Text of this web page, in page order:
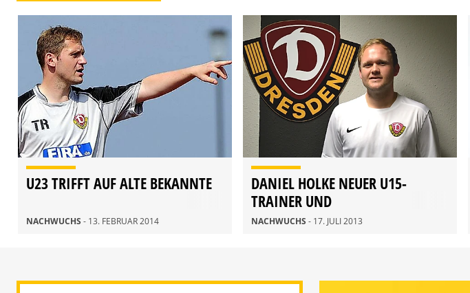
U23 TRIFFT AUF ALTE BEKANNTE
NACHWUCHS - 13. FEBRUAR 2014
DANIEL HOLKE NEUER U15-
TRAINER UND
KLEINFELDKOORDINATOR
NACHWUCHS - 17. JULI 2013